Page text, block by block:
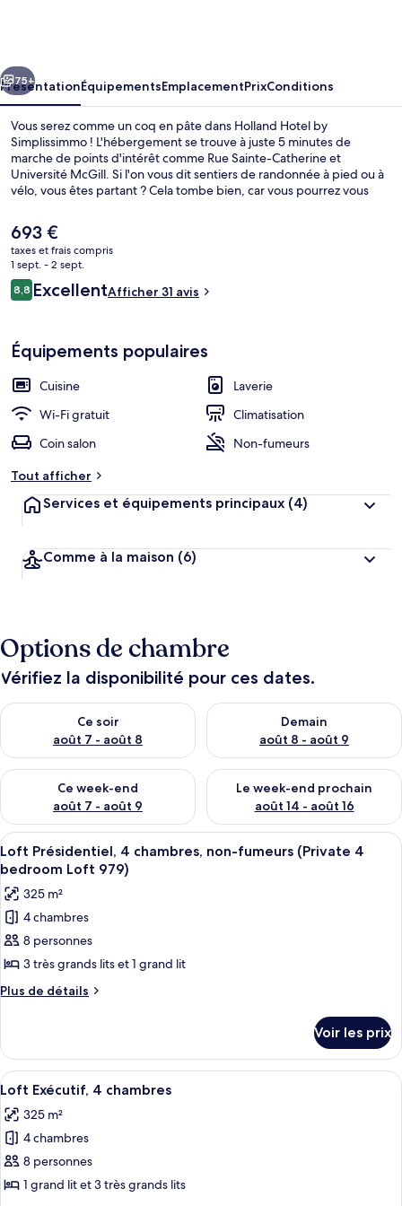
Suivant
75+
PrésentationÉquipementsEmplacementPrixConditions
Vous serez comme un coq en pâte dans Holland Hotel by
Simplissimmo ! L'hébergement se trouve à juste 5 minutes de
marche de points d'intérêt comme Rue Sainte-Catherine et
Université McGill. Si l'on vous dit sentiers de randonnée à pied ou à
vélo, vous êtes partant ? Cela tombe bien, car vous pourrez vous
vous dans les appartements de cet hébergement qui bénéficient
de petits plus comme une cuisine, un lave-linge/sèche-linge, un lit
avec matelas à mémoire de forme et une télévision à écran plat.
L'hébergement se situe à une très courte distance à pied des
transports publics : Station de métro Peel se trouve à 2 min et
Station de métro McGill, à 8 min.
Le
prix
actuel
est
de
693 €
taxes et frais compris
1 sept. - 2 sept.
Avis
voyageurs
8,88,8 sur 10
ExcellentAfficher 31 avis
Équipements populaires
Cuisine
Laverie
Wi-Fi gratuit
Climatisation
Coin salon
Non-fumeurs
Tout afficher
Services et équipements principaux (4)
Comme à la maison (6)
Options de chambre
Vérifiez la disponibilité pour ces dates.
Ce soir
août 7 - août 8
Vérifier la disponibilité pour ce soir août 7 - août 8
Demain
août 8 - août 9
Vérifier la disponibilité pour
Ce week-end
août 7 - août 9
Vérifier la disponibilité pour ce week-end août 7 - août 9
Le week-end prochain
août 14 - août 16
Vérifier la disponibilité pour
Afficher
toutes
les
photos
pour
ce
type
de
Présidentiel,
4
chambres,
non-
fumeurs
(Private
4
bedroom
Un intérieur moderne avec une
37
Loft Présidentiel, 4 chambres, non-fumeurs (Private 4
bedroom Loft 979)
325 m²
4 chambres
8 personnes
3 très grands lits et 1 grand lit
Plus de détails
Plus
le
type
de
Loft
Présidentiel,
4
chambres,
non-
Voir les prix
Afficher
toutes
les
photos
pour
ce
Un vaste espace de vie comprenant
22
Loft Exécutif, 4 chambres
325 m²
4 chambres
8 personnes
1 grand lit et 3 très grands lits